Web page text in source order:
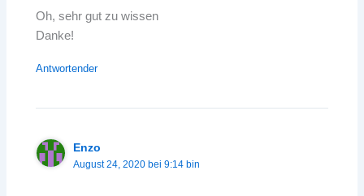
Oh, sehr gut zu wissen
Danke!
Antwortender
Enzo
August 24, 2020 bei 9:14 bin